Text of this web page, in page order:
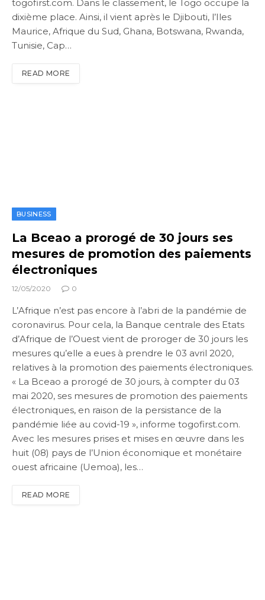
togofirst.com. Dans le classement, le Togo occupe la
dixième place. Ainsi, il vient après le Djibouti, l’Iles
Maurice, Afrique du Sud, Ghana, Botswana, Rwanda,
Tunisie, Cap…
READ MORE
BUSINESS
La Bceao a prorogé de 30 jours ses
mesures de promotion des paiements
électroniques
12/05/2020 0
L’Afrique n’est pas encore à l’abri de la pandémie de
coronavirus. Pour cela, la Banque centrale des Etats
d’Afrique de l’Ouest vient de proroger de 30 jours les
mesures qu’elle a eues à prendre le 03 avril 2020,
relatives à la promotion des paiements électroniques.
« La Bceao a prorogé de 30 jours, à compter du 03
mai 2020, ses mesures de promotion des paiements
électroniques, en raison de la persistance de la
pandémie liée au covid-19 », informe togofirst.com.
Avec les mesures prises et mises en œuvre dans les
huit (08) pays de l’Union économique et monétaire
ouest africaine (Uemoa), les…
READ MORE